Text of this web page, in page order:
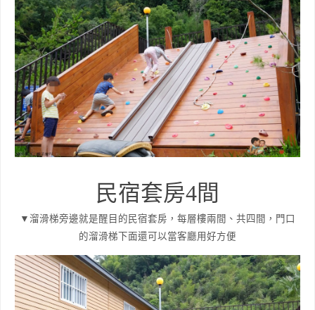
民宿套房4間
▼溜滑梯旁邊就是醒目的民宿套房，每層樓兩間、共四間，門口
的溜滑梯下面還可以當客廳用好方便